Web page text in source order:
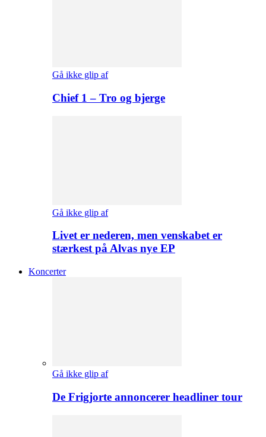
Gå ikke glip af
Chief 1 – Tro og bjerge
Gå ikke glip af
Livet er nederen, men venskabet er
stærkest på Alvas nye EP
Koncerter
Gå ikke glip af
De Frigjorte annoncerer headliner tour